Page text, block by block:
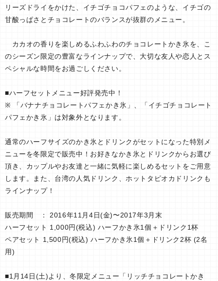
リーズドライをかけた、イチゴチョコパフェのような、イチゴの
甘酸っぱさとチョコレートのバランスが抜群のメニュー。
カカオの香りを楽しめるふわふわのチョコレートかき氷を、こ
のシーズン限定の豊富なラインナップで、大切な友人や恋人とス
ペシャルな時間をお過ごしください。
■ハーフセットメニュー好評発売中！
※ 「バナナチョコレートパフェかき氷」、「イチゴチョコレート
パフェかき氷」は対象外となります。
通常のハーフサイズのかき氷とドリンクがセットになった特別メ
ニューを冬限定で販売中！お好きなかき氷とドリンクからお選び
頂き、カップルやお友達と一緒に気軽に楽しめるセットをご用意
します。また、台湾の人気ドリンク、ホットタピオカドリンクも
ラインナップ！
販売期間 ： 2016年11月4日(金)〜2017年3月末
ハーフセット 1,000円(税込) ハーフかき氷1個＋ドリンク1杯
ペアセット 1,500円(税込) ハーフかき氷1個＋ドリンク2杯 (2名
用)
■1月14日(土)より、冬限定メニュー「リッチチョコレートかき